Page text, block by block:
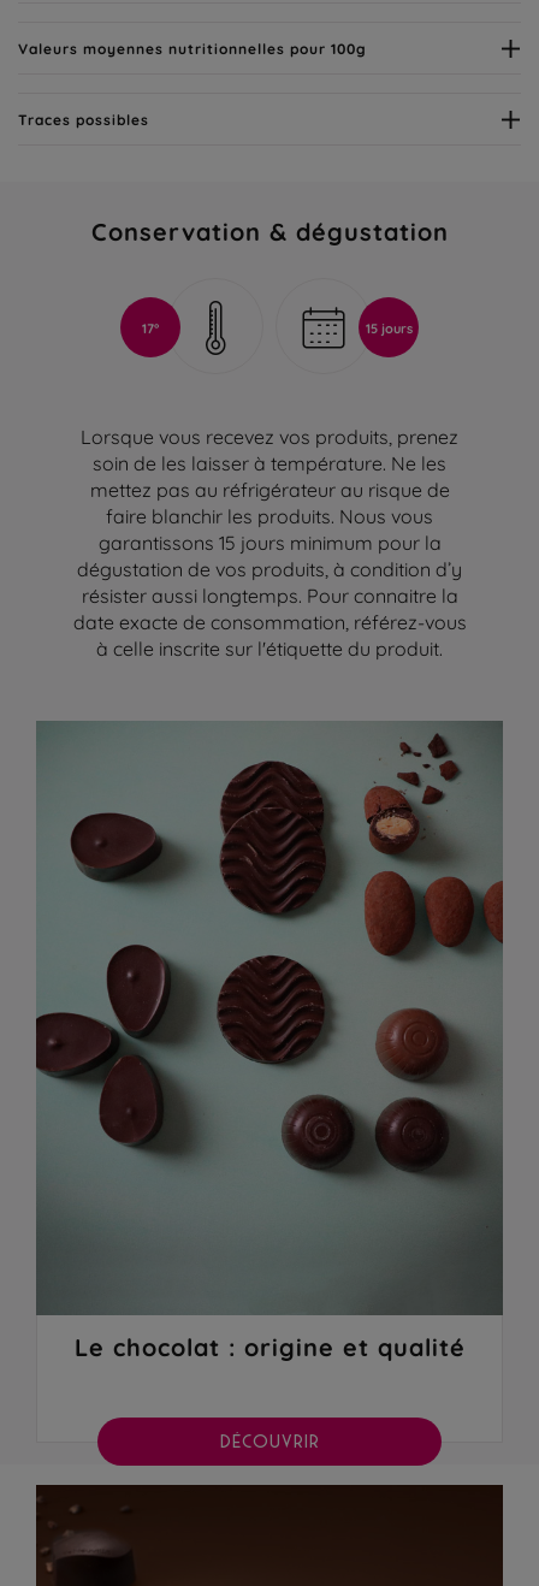
Valeurs moyennes nutritionnelles pour 100g
Traces possibles
Conservation & dégustation
17° 15 jours
Lorsque vous recevez vos produits, prenez
soin de les laisser à température. Ne les
mettez pas au réfrigérateur au risque de
faire blanchir les produits. Nous vous
garantissons 15 jours minimum pour la
dégustation de vos produits, à condition d’y
résister aussi longtemps. Pour connaitre la
date exacte de consommation, référez-vous
à celle inscrite sur l'étiquette du produit.
Le chocolat : origine et qualité
DÉCOUVRIR